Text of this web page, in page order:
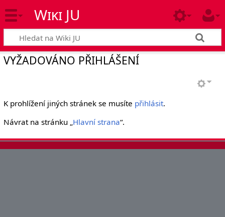
Wiki JU
VYŽADOVÁNO PŘIHLÁŠENÍ
K prohlížení jiných stránek se musíte přihlásit.
Návrat na stránku „Hlavní strana“.